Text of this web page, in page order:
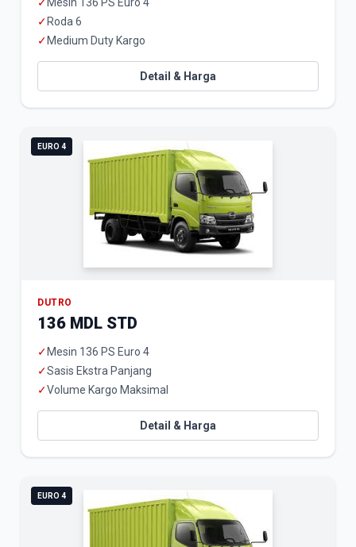
✓ Roda 6
✓ Medium Duty Kargo
Detail & Harga
EURO 4
DUTRO
136 MDL STD
✓ Mesin 136 PS Euro 4
✓Sasis Ekstra Panjang
✓Volume Kargo Maksimal
Detail & Harga
EURO 4